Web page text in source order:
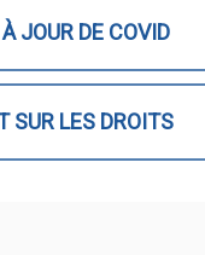
JOUR DE COVID
SUR LES DROITS